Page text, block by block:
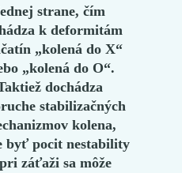
strane, čím
k deformitám
„kolená do X“
„kolená do O“.
dochádza
stabilizačných
kolena,
byť pocit nestability
záťaži sa môže